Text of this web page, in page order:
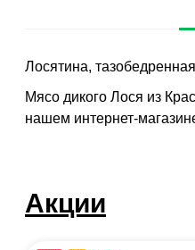
Лосятина, тазобедренная
Мясо дикого Лося из
нашем интернет-
Акции